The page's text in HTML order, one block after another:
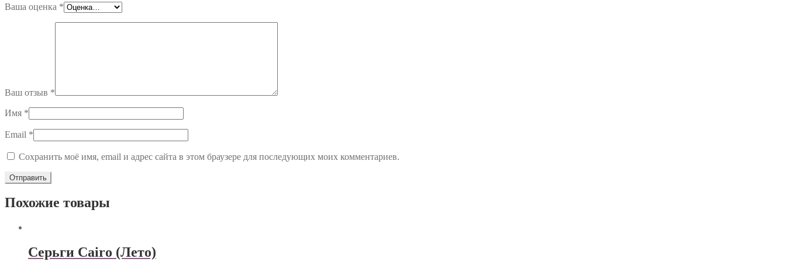
Ваша оценка *
Ваш отзыв *
Имя *
Email *
Сохранить моё имя, email и адрес сайта в этом браузере для последующих моих комментариев.
Похожие товары
Серьги Cairo (Лето)